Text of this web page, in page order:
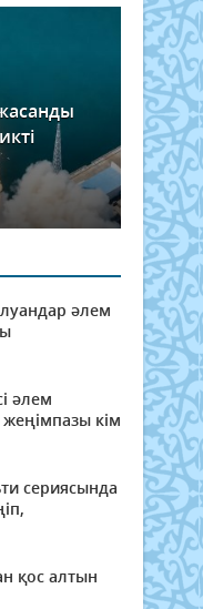
әлем
әлем
кім
сериясында
қос алтын